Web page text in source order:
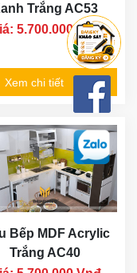
Trắng AC53
5.700.000 Vnđ
Xem chi tiết
Bếp MDF Acrylic
Trắng AC40